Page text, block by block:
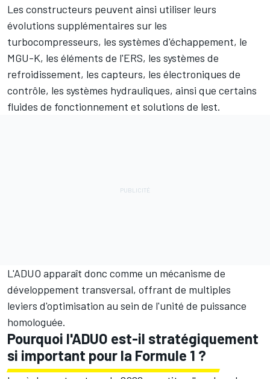
Les constructeurs peuvent ainsi utiliser leurs
évolutions supplémentaires sur les
turbocompresseurs, les systèmes d'échappement, le
MGU-K, les éléments de l'ERS, les systèmes de
refroidissement, les capteurs, les électroniques de
contrôle, les systèmes hydrauliques, ainsi que certains
fluides de fonctionnement et solutions de lest.
L'ADUO apparaît donc comme un mécanisme de
développement transversal, offrant de multiples
leviers d'optimisation au sein de l'unité de puissance
homologuée.
Pourquoi l'ADUO est-il stratégiquement
si important pour la Formule 1 ?